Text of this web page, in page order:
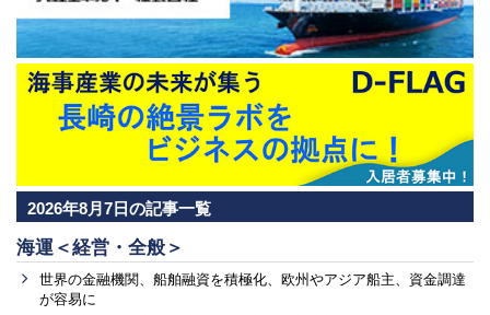
2026年8月7日の記事一覧
海運＜経営・全般＞
世界の金融機関、船舶融資を積極化、欧州やアジア船主、資金調達
が容易に